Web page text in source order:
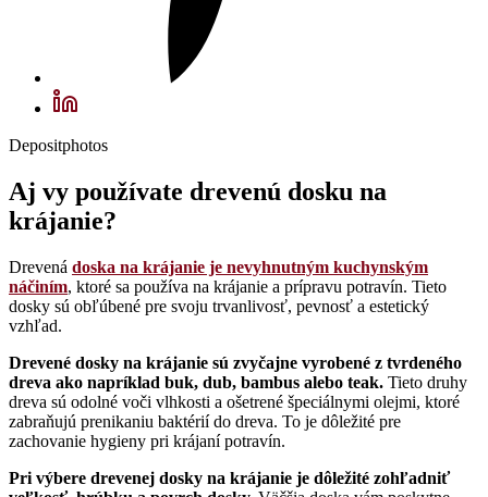
Depositphotos
Aj vy používate drevenú dosku na
krájanie?
Drevená doska na krájanie je nevyhnutným kuchynským
náčiním, ktoré sa používa na krájanie a prípravu potravín. Tieto
dosky sú obľúbené pre svoju trvanlivosť, pevnosť a estetický
vzhľad.
Drevené dosky na krájanie sú zvyčajne vyrobené z tvrdeného
dreva ako napríklad buk, dub, bambus alebo teak. Tieto druhy
dreva sú odolné voči vlhkosti a ošetrené špeciálnymi olejmi, ktoré
zabraňujú prenikaniu baktérií do dreva. To je dôležité pre
zachovanie hygieny pri krájaní potravín.
Pri výbere drevenej dosky na krájanie je dôležité zohľadniť